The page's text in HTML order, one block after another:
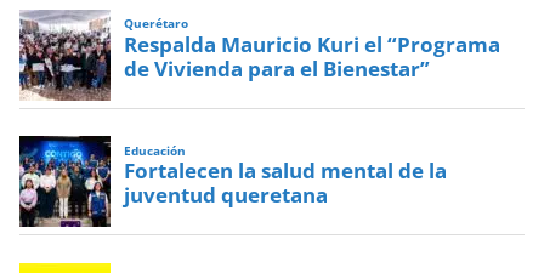
Querétaro
Respalda Mauricio Kuri el “Programa
de Vivienda para el Bienestar”
Educación
Fortalecen la salud mental de la
juventud queretana